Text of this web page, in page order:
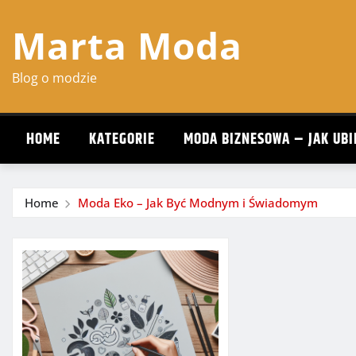
content
Marta Moda
Blog o modzie
HOME KATEGORIE MODA BIZNESOWA – JAK
Home Moda Eko – Jak Być Modnym i Świadomym